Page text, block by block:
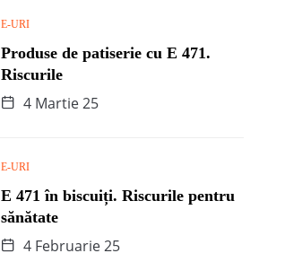
E-URI
Produse de patiserie cu E 471.
Riscurile
4 Martie 25
E-URI
E 471 în biscuiți. Riscurile pentru
sănătate
4 Februarie 25